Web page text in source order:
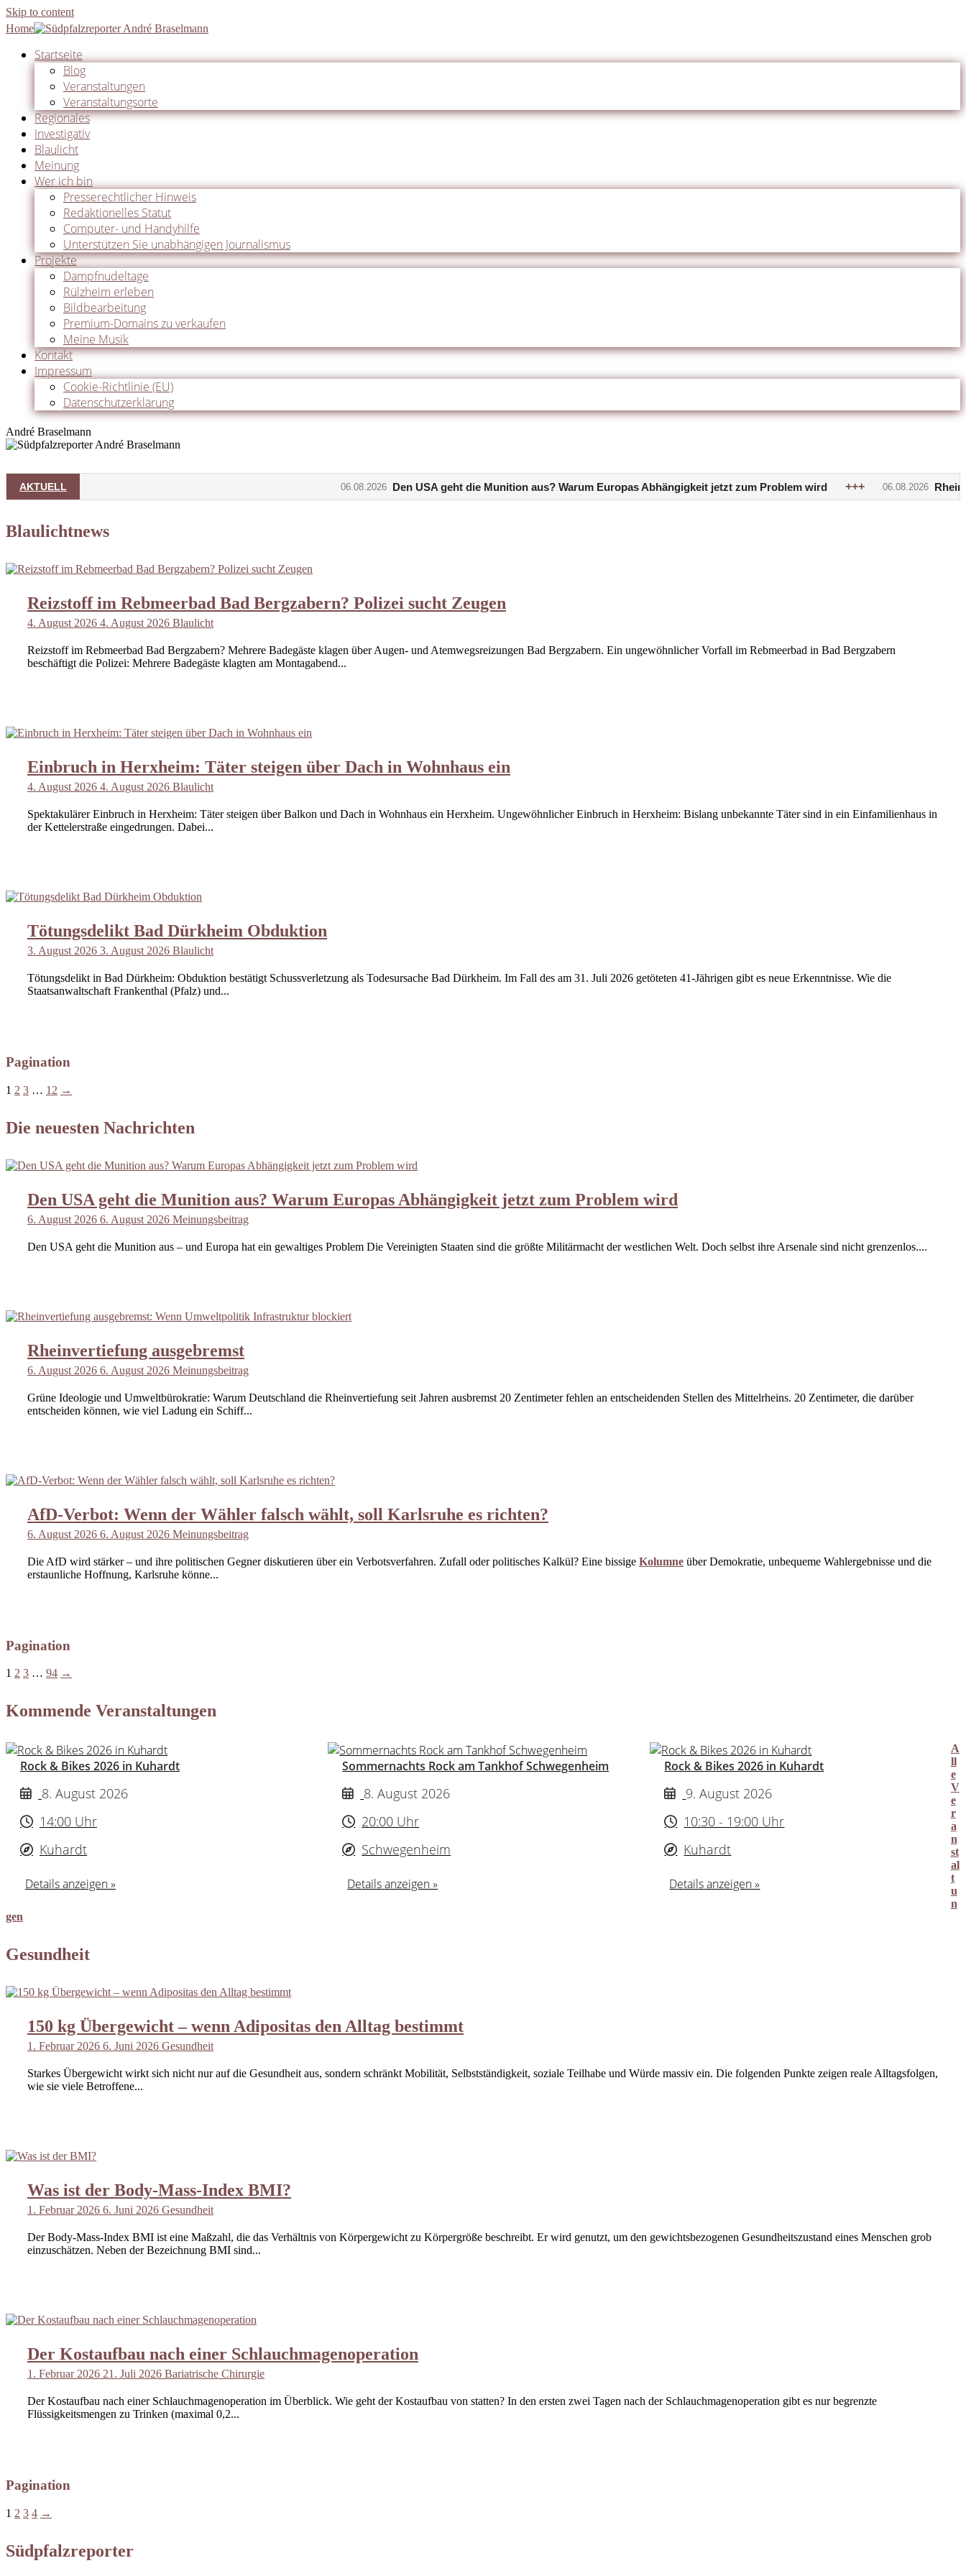
Skip to content
Home
Startseite
Blog
Veranstaltungen
Veranstaltungsorte
Regionales
Investigativ
Blaulicht
Meinung
Wer ich bin
Presserechtlicher Hinweis
Redaktionelles Statut
Computer- und Handyhilfe
Unterstützen Sie unabhängigen Journalismus
Projekte
Dampfnudeltage
Rülzheim erleben
Bildbearbeitung
Premium-Domains zu verkaufen
Meine Musik
Kontakt
Impressum
Cookie-Richtlinie (EU)
Datenschutzerklärung
André Braselmann
AKTUELL Den USA geht die Munition aus? Warum Europas Abhängigkeit jetzt zum Problem wird +++ 06.08.2026 Rheinvertiefung
Blaulichtnews
Reizstoff im Rebmeerbad Bad Bergzabern? Polizei sucht Zeugen
4. August 2026 4. August 2026 Blaulicht
Reizstoff im Rebmeerbad Bad Bergzabern? Mehrere Badegäste klagen über Augen- und Atemwegsreizungen Bad Bergzabern. Ein ungewöhnlicher Vorfall im Rebmeerbad in Bad Bergzabern
beschäftigt die Polizei: Mehrere Badegäste klagten am Montagabend...
Einbruch in Herxheim: Täter steigen über Dach in Wohnhaus ein
4. August 2026 4. August 2026 Blaulicht
Spektakulärer Einbruch in Herxheim: Täter steigen über Balkon und Dach in Wohnhaus ein Herxheim. Ungewöhnlicher Einbruch in Herxheim: Bislang unbekannte Täter sind in ein Einfamilienhaus in
der Kettelerstraße eingedrungen. Dabei...
Tötungsdelikt Bad Dürkheim Obduktion
3. August 2026 3. August 2026 Blaulicht
Tötungsdelikt in Bad Dürkheim: Obduktion bestätigt Schussverletzung als Todesursache Bad Dürkheim. Im Fall des am 31. Juli 2026 getöteten 41-Jährigen gibt es neue Erkenntnisse. Wie die
Staatsanwaltschaft Frankenthal (Pfalz) und...
Pagination
1 2 3 … 12 →
Die neuesten Nachrichten
Den USA geht die Munition aus? Warum Europas Abhängigkeit jetzt zum Problem wird
6. August 2026 6. August 2026 Meinungsbeitrag
Den USA geht die Munition aus – und Europa hat ein gewaltiges Problem Die Vereinigten Staaten sind die größte Militärmacht der westlichen Welt. Doch selbst ihre Arsenale sind nicht grenzenlos....
Rheinvertiefung ausgebremst
6. August 2026 6. August 2026 Meinungsbeitrag
Grüne Ideologie und Umweltbürokratie: Warum Deutschland die Rheinvertiefung seit Jahren ausbremst 20 Zentimeter fehlen an entscheidenden Stellen des Mittelrheins. 20 Zentimeter, die darüber
entscheiden können, wie viel Ladung ein Schiff...
AfD-Verbot: Wenn der Wähler falsch wählt, soll Karlsruhe es richten?
6. August 2026 6. August 2026 Meinungsbeitrag
Die AfD wird stärker – und ihre politischen Gegner diskutieren über ein Verbotsverfahren. Zufall oder politisches Kalkül? Eine bissige Kolumne über Demokratie, unbequeme Wahlergebnisse und die
erstaunliche Hoffnung, Karlsruhe könne...
Pagination
1 2 3 … 94 →
Kommende Veranstaltungen
Rock & Bikes 2026 in Kuhardt
8. August 2026
14:00 Uhr
Kuhardt
Details anzeigen »
Sommernachts Rock am Tankhof Schwegenheim
8. August 2026
20:00 Uhr
Schwegenheim
Details anzeigen »
Rock & Bikes 2026 in Kuhardt
9. August 2026
10:30 - 19:00 Uhr
Kuhardt
Details anzeigen »
A
ll
e
V
e
r
a
n
st
al
t
u
n
gen
Gesundheit
150 kg Übergewicht – wenn Adipositas den Alltag bestimmt
1. Februar 2026 6. Juni 2026 Gesundheit
Starkes Übergewicht wirkt sich nicht nur auf die Gesundheit aus, sondern schränkt Mobilität, Selbstständigkeit, soziale Teilhabe und Würde massiv ein. Die folgenden Punkte zeigen reale Alltagsfolgen,
wie sie viele Betroffene...
Was ist der Body-Mass-Index BMI?
1. Februar 2026 6. Juni 2026 Gesundheit
Der Body-Mass-Index BMI ist eine Maßzahl, die das Verhältnis von Körpergewicht zu Körpergröße beschreibt. Er wird genutzt, um den gewichtsbezogenen Gesundheitszustand eines Menschen grob
einzuschätzen. Neben der Bezeichnung BMI sind...
Der Kostaufbau nach einer Schlauchmagenoperation
1. Februar 2026 21. Juli 2026 Bariatrische Chirurgie
Der Kostaufbau nach einer Schlauchmagenoperation im Überblick. Wie geht der Kostaufbau von statten? In den ersten zwei Tagen nach der Schlauchmagenoperation gibt es nur begrenzte
Flüssigkeitsmengen zu Trinken (maximal 0,2...
Pagination
1 2 3 4 →
Südpfalzreporter